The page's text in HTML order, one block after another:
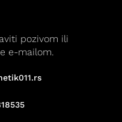
pozivom ili
e-mailom.